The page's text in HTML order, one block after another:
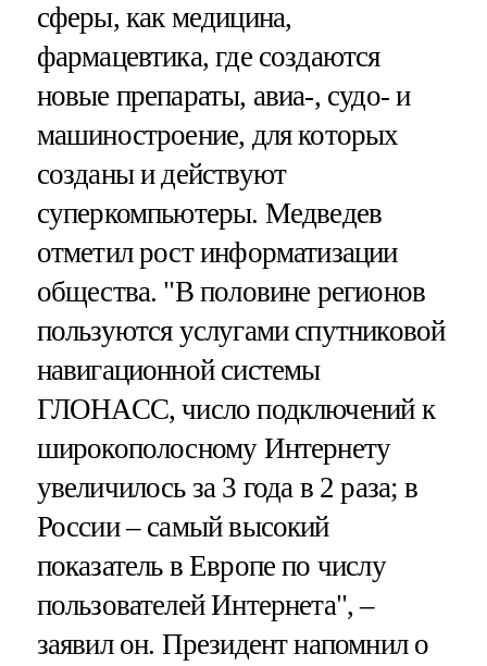
сферы, как медицина,
фармацевтика, где создаются
новые препараты, авиа-, судо- и
машиностроение, для которых
созданы и действуют
суперкомпьютеры. Медведев
отметил рост информатизации
общества. "В половине регионов
пользуются услугами спутниковой
навигационной системы
ГЛОНАСС, число подключений к
широкополосному Интернету
увеличилось за 3 года в 2 раза; в
России – самый высокий
показатель в Европе по числу
пользователей Интернета", –
заявил он. Президент напомнил о